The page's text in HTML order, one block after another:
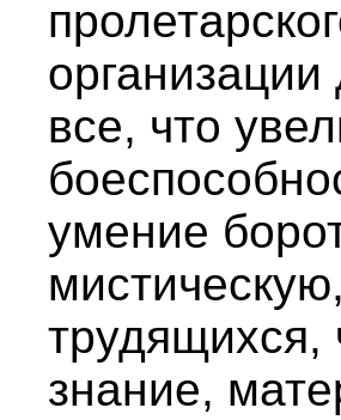
все, что
умение
трудящихся,
знание,